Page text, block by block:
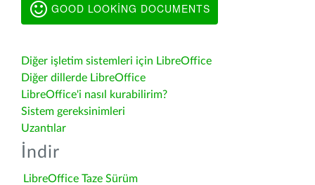
GOOD LOOKING DOCUMENTS
Diğer işletim sistemleri için LibreOffice
Diğer dillerde LibreOffice
LibreOffice'i nasıl kurabilirim?
Sistem gereksinimleri
Uzantılar
İndir
LibreOffice Taze Sürüm